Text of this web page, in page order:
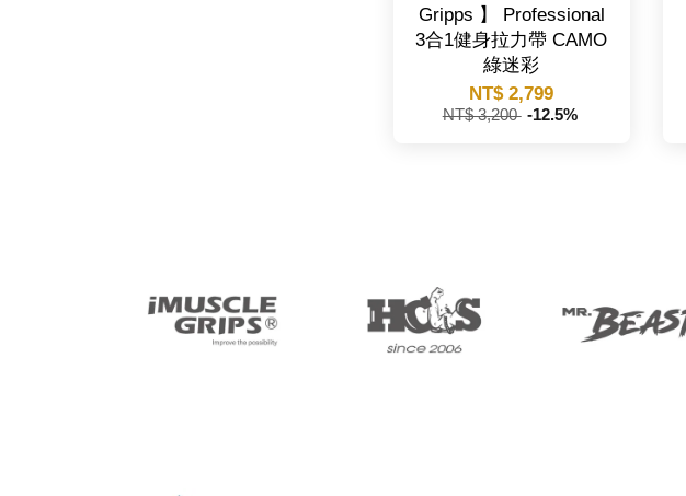
Gripps 】 Professional
3合1健身拉力帶 CAMO
綠迷彩
NT$ 2,799
NT$ 3,200 -12.5%